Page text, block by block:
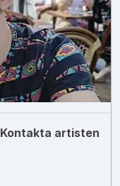
Kontakta artisten